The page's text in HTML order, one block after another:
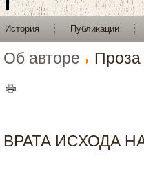
История Публикации
Об авторе Проза
ВРАТА ИСХОДА